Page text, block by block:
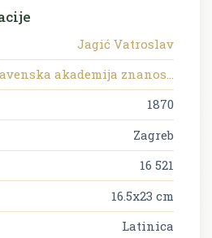
Jagić Vatroslav
akademija znanos...
1870
Zagreb
16 521
16.5x23 cm
Latinica